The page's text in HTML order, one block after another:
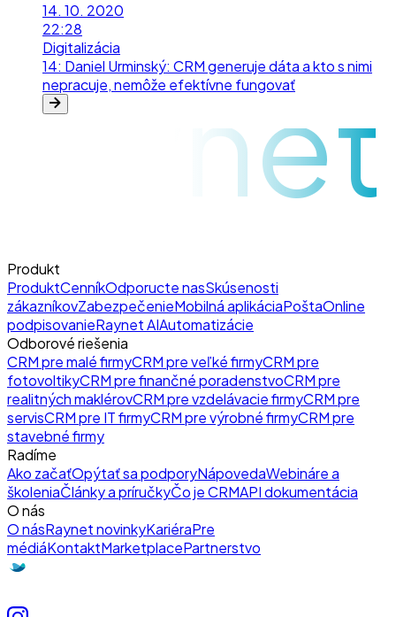
14. 10. 2020
22:28
Digitalizácia
14: Daniel Urminský: CRM generuje dáta a kto s nimi
nepracuje, nemôže efektívne fungovať
raynet
Produkt
ProduktCenníkOdporucte nasSkúsenosti
zákazníkovZabezpečenieMobilná aplikáciaPoštaOnline
podpisovanieRaynet AIAutomatizácie
Odborové riešenia
CRM pre malé firmyCRM pre veľké firmyCRM pre
fotovoltikyCRM pre finančné poradenstvoCRM pre
realitných maklérovCRM pre vzdelávacie firmyCRM pre
servisCRM pre IT firmyCRM pre výrobné firmyCRM pre
stavebné firmy
Radíme
Ako začaťOpýtať sa podporyNápovedaWebináre a
školeniaČlánky a príručkyČo je CRMAPI dokumentácia
O nás
O násRaynet novinkyKariéraPre
médiáKontaktMarketplacePartnerstvo